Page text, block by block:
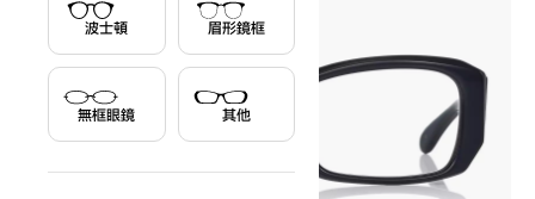
波士頓 眉形鏡框
無框眼鏡 其他